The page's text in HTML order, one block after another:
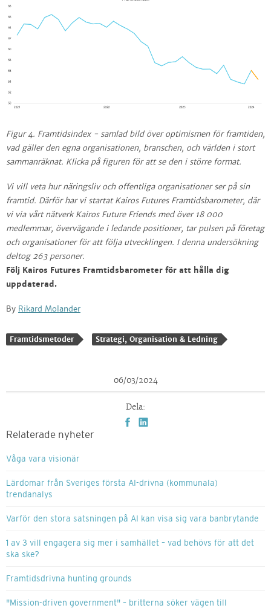
Figur 4. Framtidsindex - samlad bild över optimismen för framtiden,
vad gäller den egna organisationen, branschen, och världen i stort
sammanräknat. Klicka på figuren för att se den i större format.
Vi vill veta hur näringsliv och offentliga organisationer ser på sin
framtid. Därför har vi startat Kairos Futures Framtidsbarometer, där
vi via vårt nätverk Kairos Future Friends med över 18 000
medlemmar, övervägande i ledande positioner, tar pulsen på företag
och organisationer för att följa utvecklingen. I denna undersökning
deltog 263 personer.
Följ Kairos Futures Framtidsbarometer för att hålla dig
uppdaterad.
By Rikard Molander
Framtidsmetoder Strategi, Organisation & Ledning
06/03/2024
Dela:
Relaterade nyheter
Våga vara visionär
Lärdomar från Sveriges första AI-drivna (kommunala)
trendanalys
Varför den stora satsningen på AI kan visa sig vara banbrytande
1 av 3 vill engagera sig mer i samhället – vad behövs för att det
ska ske?
Framtidsdrivna hunting grounds
"Mission-driven government" – britterna söker vägen till